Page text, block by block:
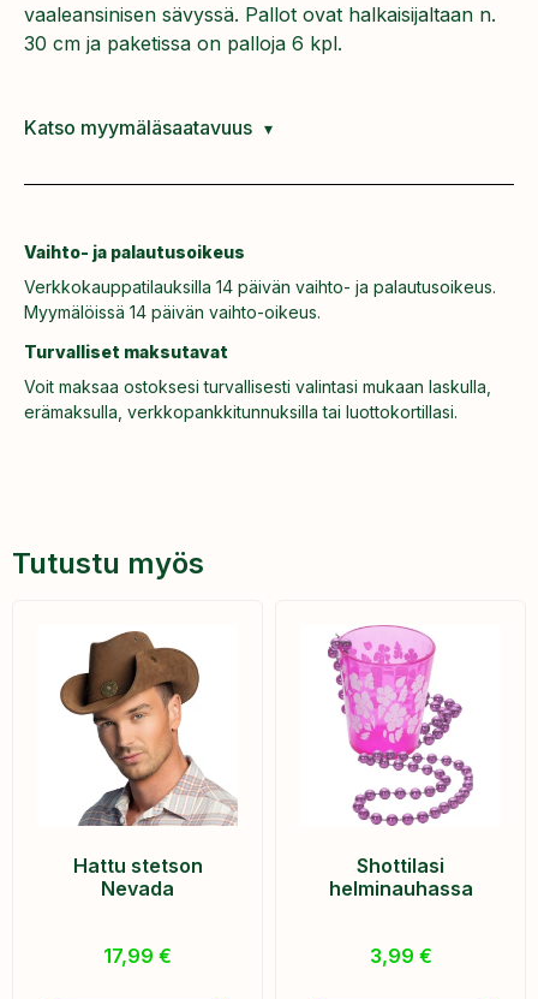
vaaleansinisen sävyssä. Pallot ovat halkaisijaltaan n.
30 cm ja paketissa on palloja 6 kpl.
Katso myymäläsaatavuus
Vaihto- ja palautusoikeus
Verkkokauppatilauksilla 14 päivän vaihto- ja palautusoikeus.
Myymälöissä 14 päivän vaihto-oikeus.
Turvalliset maksutavat
Voit maksaa ostoksesi turvallisesti valintasi mukaan laskulla,
erämaksulla, verkkopankkitunnuksilla tai luottokortillasi.
Tutustu myös
Hattu stetson
Nevada
17,99 €
Shottilasi
helminauhassa
3,99 €